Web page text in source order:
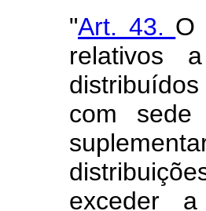
"Art. 43. O
relativos
com
exceder